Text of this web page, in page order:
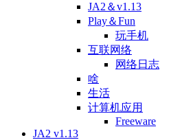
JA2＆v1.13
Play＆Fun
玩手机
互联网络
网络日志
啥
生活
计算机应用
Freeware
JA2 v1.13